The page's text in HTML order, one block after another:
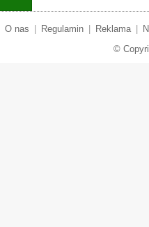
O nas Regulamin Reklama
©